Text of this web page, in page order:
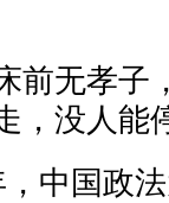
无孝子
，没人能
中国政